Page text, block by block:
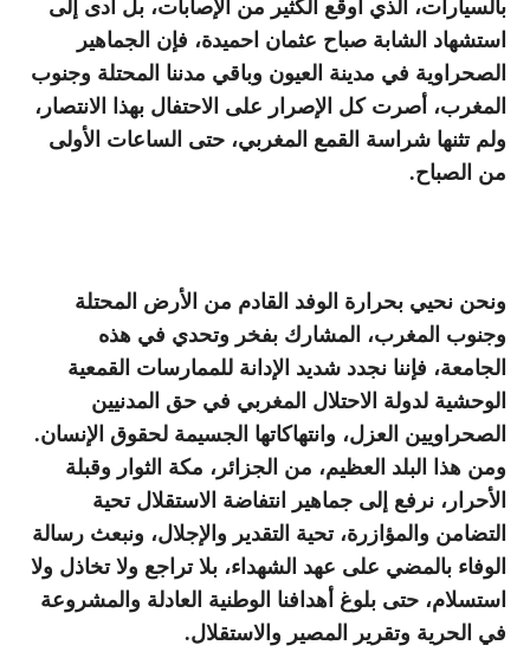
استشهاد الشابة صباح عثمان احميدة، فإن الجماهير
الصحراوية في مدينة العيون وباقي مدننا المحتلة وجنوب
المغرب، أصرت كل الإصرار على الاحتفال بهذا الانتصار،
ولم تثنها شراسة القمع المغربي، حتى الساعات الأولى
من الصباح.
ونحن نحيي بحرارة الوفد القادم من الأرض المحتلة
وجنوب المغرب، المشارك بفخر وتحدي في هذه
الجامعة، فإننا نجدد شديد الإدانة للممارسات القمعية
الوحشية لدولة الاحتلال المغربي في حق المدنيين
الصحراويين العزل، وانتهاكاتها الجسيمة لحقوق الإنسان.
ومن هذا البلد العظيم، من الجزائر، مكة الثوار وقبلة
الأحرار، نرفع إلى جماهير انتفاضة الاستقلال تحية
التضامن والمؤازرة، تحية التقدير والإجلال، ونبعث رسالة
الوفاء بالمضي على عهد الشهداء، بلا تراجع ولا تخاذل ولا
استسلام، حتى بلوغ أهدافنا الوطنية العادلة والمشروعة
في الحرية وتقرير المصير والاستقلال.